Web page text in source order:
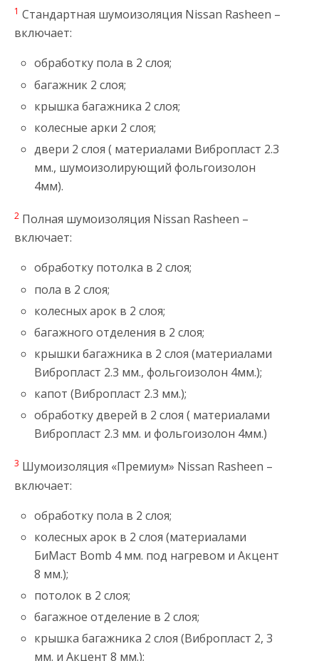
1 Стандартная шумоизоляция Nissan Rasheen –
включает:
обработку пола в 2 слоя;
багажник 2 слоя;
крышка багажника 2 слоя;
колесные арки 2 слоя;
двери 2 слоя ( материалами Вибропласт 2.3
мм., шумоизолирующий фольгоизолон
4мм).
2 Полная шумоизоляция Nissan Rasheen –
включает:
обработку потолка в 2 слоя;
пола в 2 слоя;
колесных арок в 2 слоя;
багажного отделения в 2 слоя;
крышки багажника в 2 слоя (материалами
Вибропласт 2.3 мм., фольгоизолон 4мм.);
капот (Вибропласт 2.3 мм.);
обработку дверей в 2 слоя ( материалами
Вибропласт 2.3 мм. и фольгоизолон 4мм.)
3 Шумоизоляция «Премиум» Nissan Rasheen –
включает:
обработку пола в 2 слоя;
колесных арок в 2 слоя (материалами
БиМаст Bomb 4 мм. под нагревом и Акцент
8 мм.);
потолок в 2 слоя;
багажное отделение в 2 слоя;
крышка багажника 2 слоя (Вибропласт 2, 3
мм. и Акцент 8 мм.);